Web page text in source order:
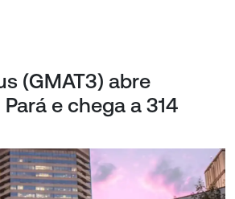
(GMAT3) abre
e chega a 314